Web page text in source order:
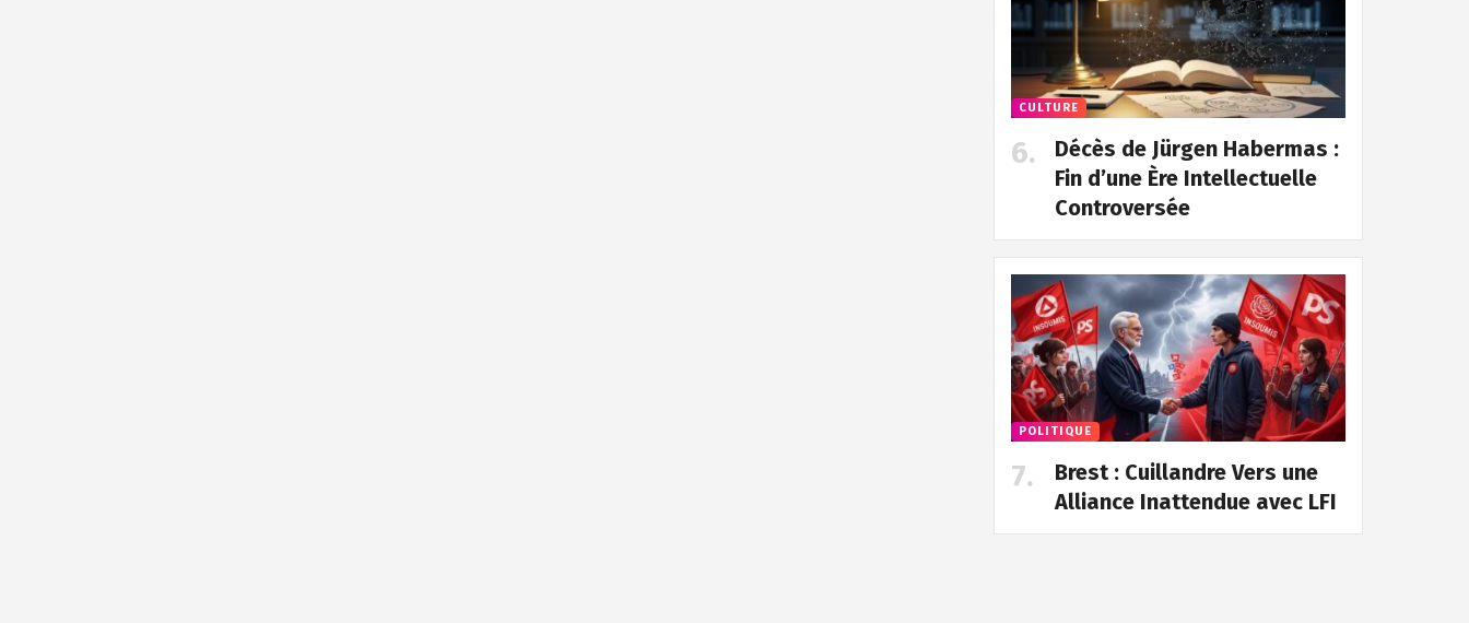
CULTURE
Décès de Jürgen Habermas :
Fin d’une Ère Intellectuelle
Controversée
POLITIQUE
Brest : Cuillandre Vers une
Alliance Inattendue avec LFI